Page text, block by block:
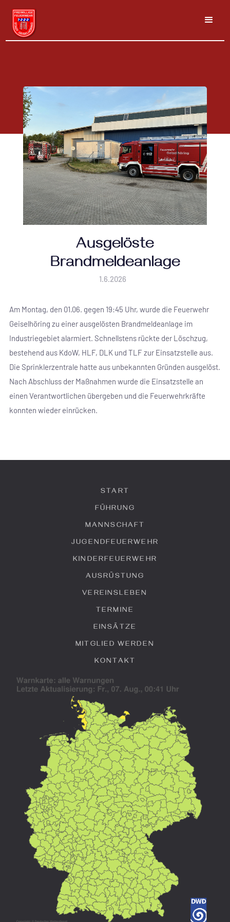
Ausgelöste
Brandmeldeanlage
1.6.2026
Am Montag, den 01.06. gegen 19:45 Uhr, wurde die Feuerwehr
Geiselhöring zu einer ausgelösten Brandmeldeanlage im
Industriegebiet alarmiert. Schnellstens rückte der Löschzug,
bestehend aus KdoW, HLF, DLK und TLF zur Einsatzstelle aus.
Die Sprinklerzentrale hatte aus unbekannten Gründen ausgelöst.
Nach Abschluss der Maßnahmen wurde die Einsatzstelle an
einen Verantwortlichen übergeben und die Feuerwehrkräfte
konnten wieder einrücken.
START
FÜHRUNG
MANNSCHAFT
JUGENDFEUERWEHR
KINDERFEUERWEHR
AUSRÜSTUNG
VEREINSLEBEN
TERMINE
EINSÄTZE
MITGLIED WERDEN
KONTAKT